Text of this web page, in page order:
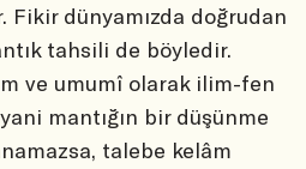
dünyamızda doğrudan
tahsili de böyledir.
ve umumî olarak ilim-fen
mantığın bir düşünme
talebe kelâm